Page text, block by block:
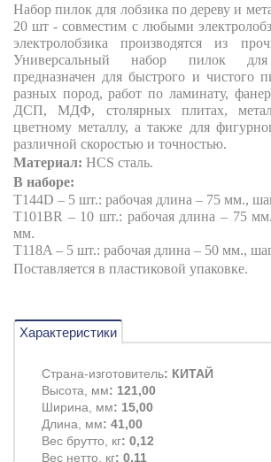
Набор пилок для лобзика по дереву и
20 шт - совместим с любыми
электролобзика производятся из
Универсальный набор пилок для
предназначен для быстрого и чистого
разных пород, работ по ламинату,
ДСП, МДФ, столярных плитах,
цветному металлу, а также для
различной скоростью и точностью.
Материал: HCS сталь.
В наборе:
T144D – 5 шт.: рабочая длина – 75 мм.,
T101BR – 10 шт.: рабочая длина – 75
мм.
T118A – 5 шт.: рабочая длина – 50 мм.,
Поставляется в пластиковой упаковке.
Характеристики
Страна-изготовитель: КИТАЙ
Высота, мм: 121,00
Ширина, мм: 15,00
Длина, мм: 41,00
Вес брутто, кг: 0,12
Вес нетто, кг: 0,11